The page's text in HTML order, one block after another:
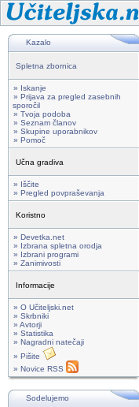
Kazalo
Spletna zbornica
» Iskanje
» Prijava za pregled zasebnih
sporočil
» Tvoja podoba
» Seznam članov
» Skupine uporabnikov
» Pomoč
Učna gradiva
» Iščite
» Pregled povpraševanja
Koristno
» Devetka.net
» Izbrana spletna orodja
» Izbrani programi
» Zanimivosti
Informacije
» O Učiteljski.net
» Skrbniki
» Avtorji
» Statistika
» Nagradni natečaji
» Pišite
» Novice RSS
Sodelujemo